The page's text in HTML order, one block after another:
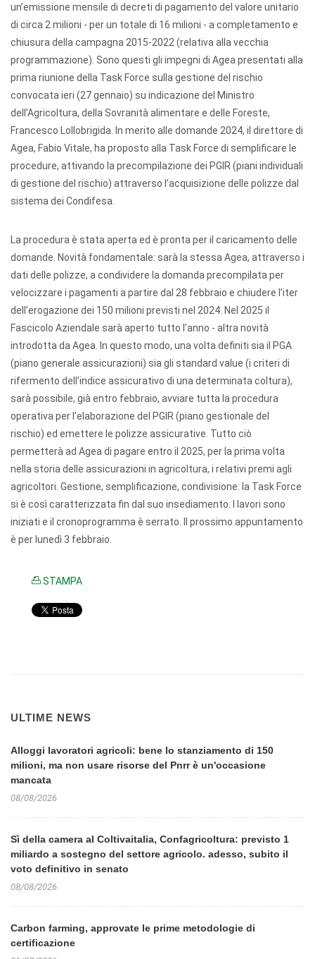
un’emissione mensile di decreti di pagamento del valore unitario
di circa 2 milioni - per un totale di 16 milioni - a completamento e
chiusura della campagna 2015-2022 (relativa alla vecchia
programmazione). Sono questi gli impegni di Agea presentati alla
prima riunione della Task Force sulla gestione del rischio
convocata ieri (27 gennaio) su indicazione del Ministro
dell’Agricoltura, della Sovranità alimentare e delle Foreste,
Francesco Lollobrigida. In merito alle domande 2024, il direttore di
Agea, Fabio Vitale, ha proposto alla Task Force di semplificare le
procedure, attivando la precompilazione dei PGIR (piani individuali
di gestione del rischio) attraverso l’acquisizione delle polizze dal
sistema dei Condifesa.
La procedura è stata aperta ed è pronta per il caricamento delle
domande. Novità fondamentale: sarà la stessa Agea, attraverso i
dati delle polizze, a condividere la domanda precompilata per
velocizzare i pagamenti a partire dal 28 febbraio e chiudere l’iter
dell’erogazione dei 150 milioni previsti nel 2024. Nel 2025 il
Fascicolo Aziendale sarà aperto tutto l’anno - altra novità
introdotta da Agea. In questo modo, una volta definiti sia il PGA
(piano generale assicurazioni) sia gli standard value (i criteri di
rifermento dell’indice assicurativo di una determinata coltura),
sarà possibile, già entro febbraio, avviare tutta la procedura
operativa per l’elaborazione del PGIR (piano gestionale del
rischio) ed emettere le polizze assicurative. Tutto ciò
permetterà ad Agea di pagare entro il 2025, per la prima volta
nella storia delle assicurazioni in agricoltura, i relativi premi agli
agricoltori. Gestione, semplificazione, condivisione: la Task Force
si è così caratterizzata fin dal suo insediamento. I lavori sono
iniziati e il cronoprogramma è serrato. Il prossimo appuntamento
è per lunedì 3 febbraio.
STAMPA
ULTIME NEWS
Alloggi lavoratori agricoli: bene lo stanziamento di 150
milioni, ma non usare risorse del Pnrr è un'occasione
mancata
08/08/2026
Sì della camera al Coltivaitalia, Confagricoltura: previsto 1
miliardo a sostegno del settore agricolo. adesso, subito il
voto definitivo in senato
08/08/2026
Carbon farming, approvate le prime metodologie di
certificazione